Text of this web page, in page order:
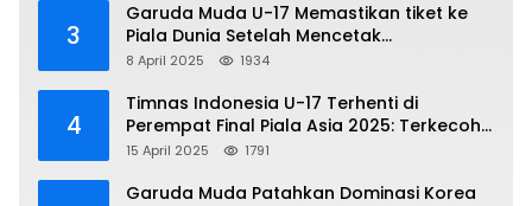
3
Garuda Muda U-17 Memastikan tiket ke
Piala Dunia Setelah Mencetak
Kemenangan Gemilang atas Yaman 4-1 di
8 April 2025 1934
4
Timnas Indonesia U-17 Terhenti di
Perempat Final Piala Asia 2025: Terkecoh
Korea Utara
15 April 2025 1791
Garuda Muda Patahkan Dominasi Korea